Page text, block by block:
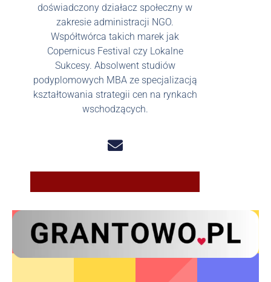
doświadczony działacz społeczny w
zakresie administracji NGO.
Współtwórca takich marek jak
Copernicus Festival czy Lokalne
Sukcesy. Absolwent studiów
podyplomowych MBA ze specjalizacją
kształtowania strategii cen na rynkach
wschodzących.